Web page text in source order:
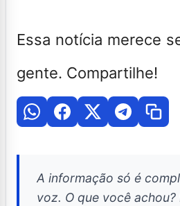
Essa notícia merece
gente. Compartilhe!
A informação só é
voz. O que você achou?